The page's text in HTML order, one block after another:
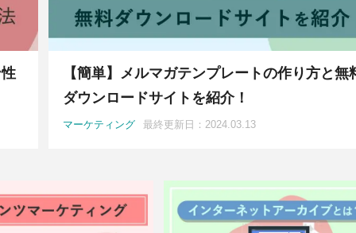
【簡単】メルマガテンプレートの作り方と無
ダウンロードサイトを紹介！
マーケティング 最終更新日：2024.03.13